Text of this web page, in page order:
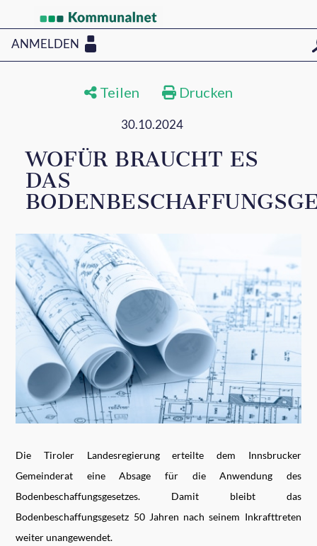
ANMELDEN
Teilen Drucken
30.10.2024
WOFÜR BRAUCHT ES
DAS
Die Tiroler Landesregierung erteilte dem Innsbrucker
Gemeinderat eine Absage für die Anwendung des
Bodenbeschaffungsgesetzes. Damit bleibt das
Bodenbeschaffungsgesetz 50 Jahren nach seinem Inkrafttreten
weiter unangewendet.